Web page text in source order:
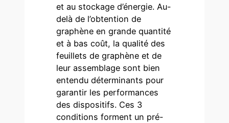
et au stockage d’énergie. Au-
delà de l’obtention de
graphène en grande quantité
et à bas coût, la qualité des
feuillets de graphène et de
leur assemblage sont bien
entendu déterminants pour
garantir les performances
des dispositifs. Ces 3
conditions forment un pré-